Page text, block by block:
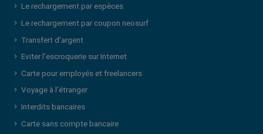
Le rechargement par espèces
Le rechargement par coupon neosurf
Transfert d'argent
Eviter l’escroquerie sur Internet
Carte pour employés et freelancers
Voyage à l'étranger
Interdits bancaires
Carte sans compte bancaire